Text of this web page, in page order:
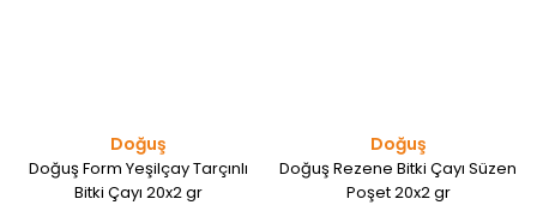
Doğuş
Doğuş Form Yeşilçay Tarçınlı
Bitki Çayı 20x2 gr
Doğuş
Doğuş Rezene Bitki Çayı Süzen
Poşet 20x2 gr